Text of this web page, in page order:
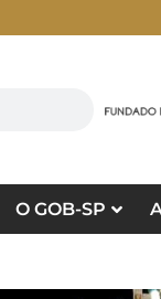
O GOB-SP